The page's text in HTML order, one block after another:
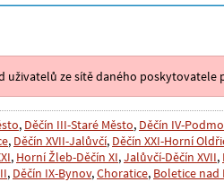
uživatelů ze sítě daného poskytovatele
, Děčín III-Staré Město, Děčín IV-
, Děčín XVII-Jalůvčí, Děčín XXI-Horní
, Horní Žleb-Děčín XI,Jalůvčí-Děčín XVII,
, Děčín IX-Bynov,Choratice, Boletice nad